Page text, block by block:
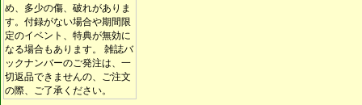
め、多少の傷、破れがありま
す。付録がない場合や期間限
定のイベント、特典が無効に
なる場合もあります。 雑誌バ
ックナンバーのご発注は、一
切返品できませんの、ご注文
の際、ご了承ください。